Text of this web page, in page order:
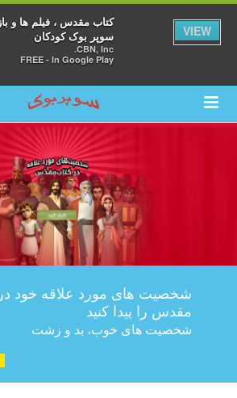
کتاب مقدس ، فیلم ها و
سوپر بوک کودکان
CBN, Inc.
FREE - In Google Play
VIEW
شخصیت های مورد علاقه خود
مقدس را پیدا کنید
شخصیت های خوب، بد و زشت